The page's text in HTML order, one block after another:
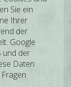
Sie ein
Ihrer
der
Google
und der
Daten